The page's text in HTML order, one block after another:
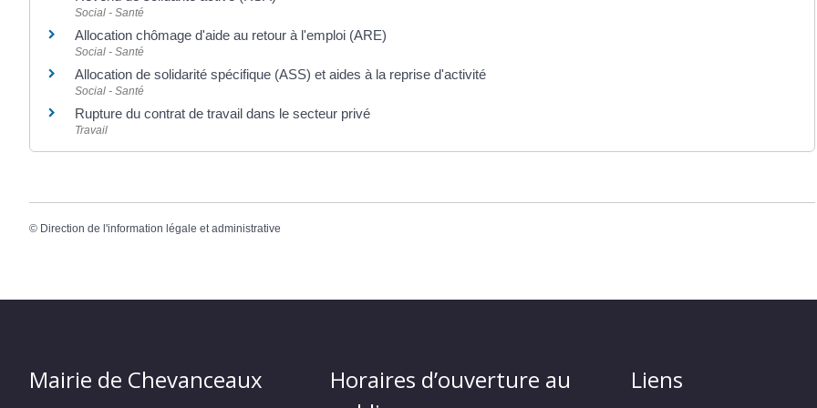
Social - Santé
Allocation chômage d'aide au retour à l'emploi (ARE)
Social - Santé
Allocation de solidarité spécifique (ASS) et aides à la reprise d'activité
Social - Santé
Rupture du contrat de travail dans le secteur privé
Travail
© Direction de l'information légale et administrative
Mairie de Chevanceaux
Horaires d’ouverture au
Liens